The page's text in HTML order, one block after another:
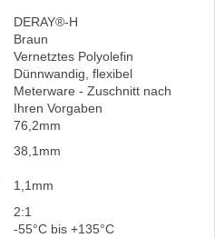
DERAY®-H
Braun
Vernetztes Polyolefin
Dünnwandig, flexibel
Meterware - Zuschnitt nach
Ihren Vorgaben
76,2mm
38,1mm
1,1mm
2:1
-55°C bis +135°C